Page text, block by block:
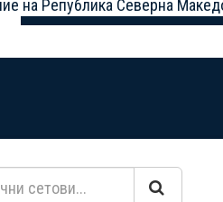
на Република Северна